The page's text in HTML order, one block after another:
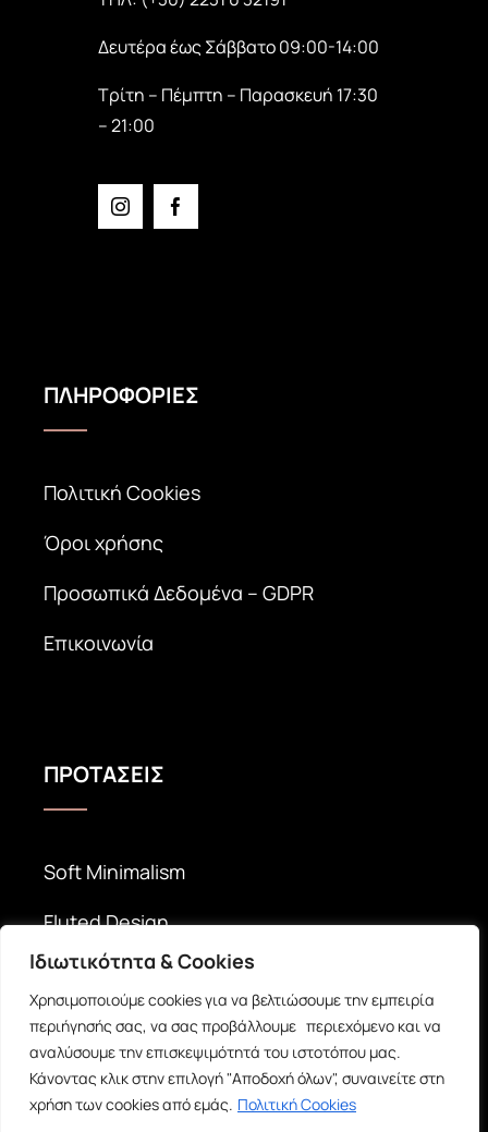
Ιδιωτικότητα & Cookies
Χρησιμοποιούμε cookies για να βελτιώσουμε την εμπειρία
περιήγησής σας, να σας προβάλλουμε περιεχόμενο και να
αναλύσουμε την επισκεψιμότητά του ιστοτόπου μας.
Κάνοντας κλικ στην επιλογή "Αποδοχή όλων", συναινείτε στη
χρήση των cookies από εμάς. Πολιτική Cookies
Δευτέρα έως Σάββατο 09:00-14:00
Τρίτη – Πέμπτη – Παρασκευή 17:30
– 21:00
ΠΛΗΡΟΦΟΡΙΕΣ
Πολιτική Cookies
Όροι χρήσης
Προσωπικά Δεδομένα – GDPR
Επικοινωνία
ΠΡΟΤΑΣΕΙΣ
Soft Minimalism
Fluted Design
Timeless Elegance
© Copyright 2026 |inDecor -